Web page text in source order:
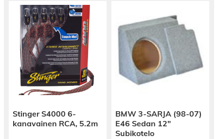
Stinger S4000 6-
kanavainen RCA, 5.2m
BMW 3-SARJA (98-07)
E46 Sedan 12″
Subikotelo